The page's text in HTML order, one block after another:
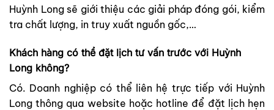
Huỳnh Long sẽ giới thiệu các giải pháp đóng gói, kiểm
tra chất lượng, in truy xuất nguồn gốc,…
Khách hàng có thể đặt lịch tư vấn trước với Huỳnh
Long không?
Có. Doanh nghiệp có thể liên hệ trực tiếp với Huỳnh
Long thông qua website hoặc hotline để đặt lịch hẹn